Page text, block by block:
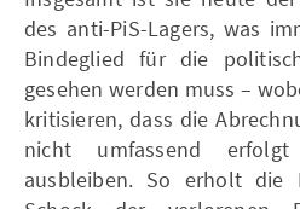
des anti-PiS-Lagers, was
Bindeglied für die
gesehen werden muss –
kritisieren, dass die
nicht umfassend
ausbleiben. So erholt die